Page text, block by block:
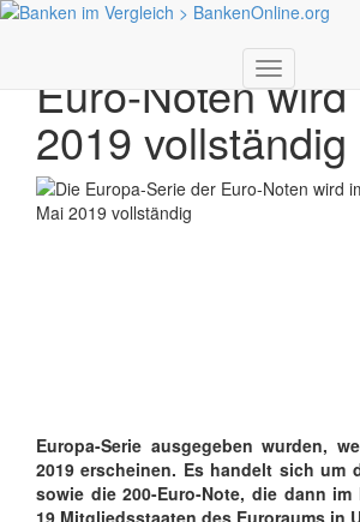
Toggle
navigation
Die Europa-
Euro-Noten
2019 vollständig
Europa-Serie ausgegeben wurden,
2019 erscheinen. Es handelt sich um
sowie die 200-Euro-Note, die dann im
19 Mitgliedsstaaten des Euroraums in